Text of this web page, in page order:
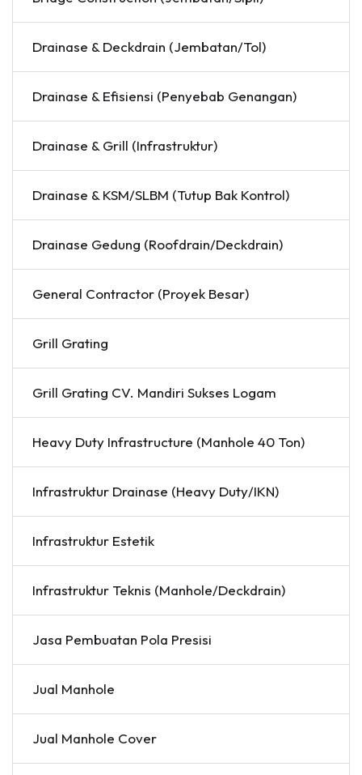
Drainase & Deckdrain (Jembatan/Tol)
Drainase & Efisiensi (Penyebab Genangan)
Drainase & Grill (Infrastruktur)
Drainase & KSM/SLBM (Tutup Bak Kontrol)
Drainase Gedung (Roofdrain/Deckdrain)
General Contractor (Proyek Besar)
Grill Grating
Grill Grating CV. Mandiri Sukses Logam
Heavy Duty Infrastructure (Manhole 40 Ton)
Infrastruktur Drainase (Heavy Duty/IKN)
Infrastruktur Estetik
Infrastruktur Teknis (Manhole/Deckdrain)
Jasa Pembuatan Pola Presisi
Jual Manhole
Jual Manhole Cover